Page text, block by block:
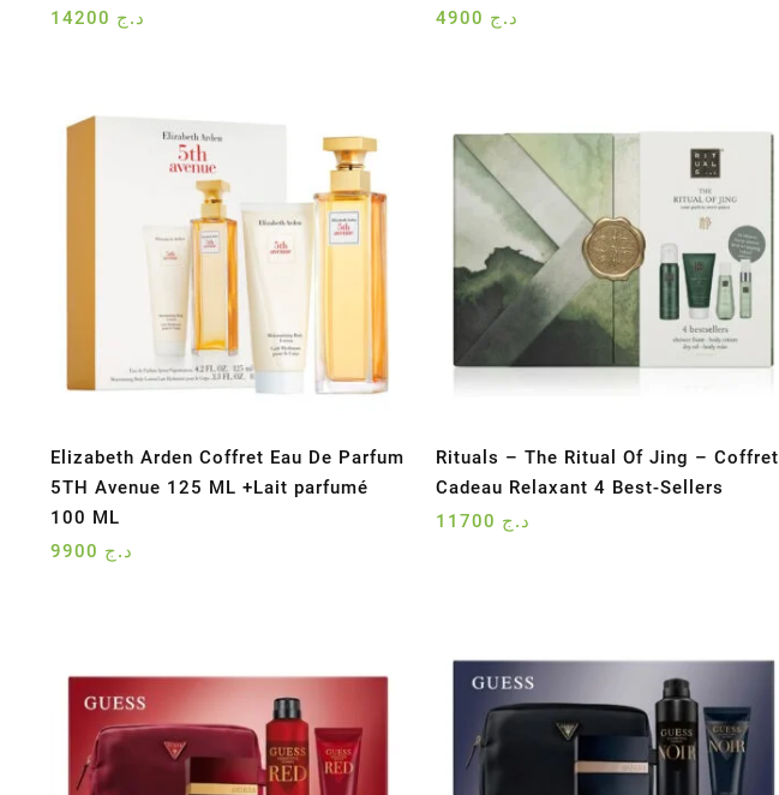
د.ج
د.ج
Elizabeth Arden Coffret Eau De Parfum
5TH Avenue 125 ML +Lait parfumé
100 ML
د.ج
Rituals – The Ritual Of Jing – Coffret
Cadeau Relaxant 4 Best-Sellers
د.ج